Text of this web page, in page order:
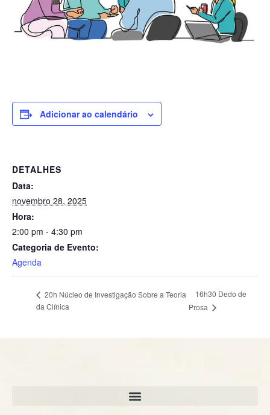
Adicionar ao calendário
DETALHES
Data:
novembro 28, 2025
Hora:
2:00 pm - 4:30 pm
Categoria de Evento:
Agenda
20h Núcleo de Investigação Sobre a Teoria
da Clínica
16h30 Dedo de
Prosa